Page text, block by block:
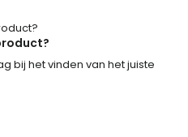
bij het vinden van het juiste